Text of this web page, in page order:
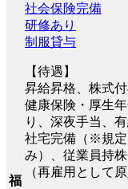
福
社会保険完備
研修あり
制服貸与
【待遇】
昇給昇格、株式
健康保険・厚生
り、深夜手当、
社宅完備（※規定
み）、従業員持
（再雇用として